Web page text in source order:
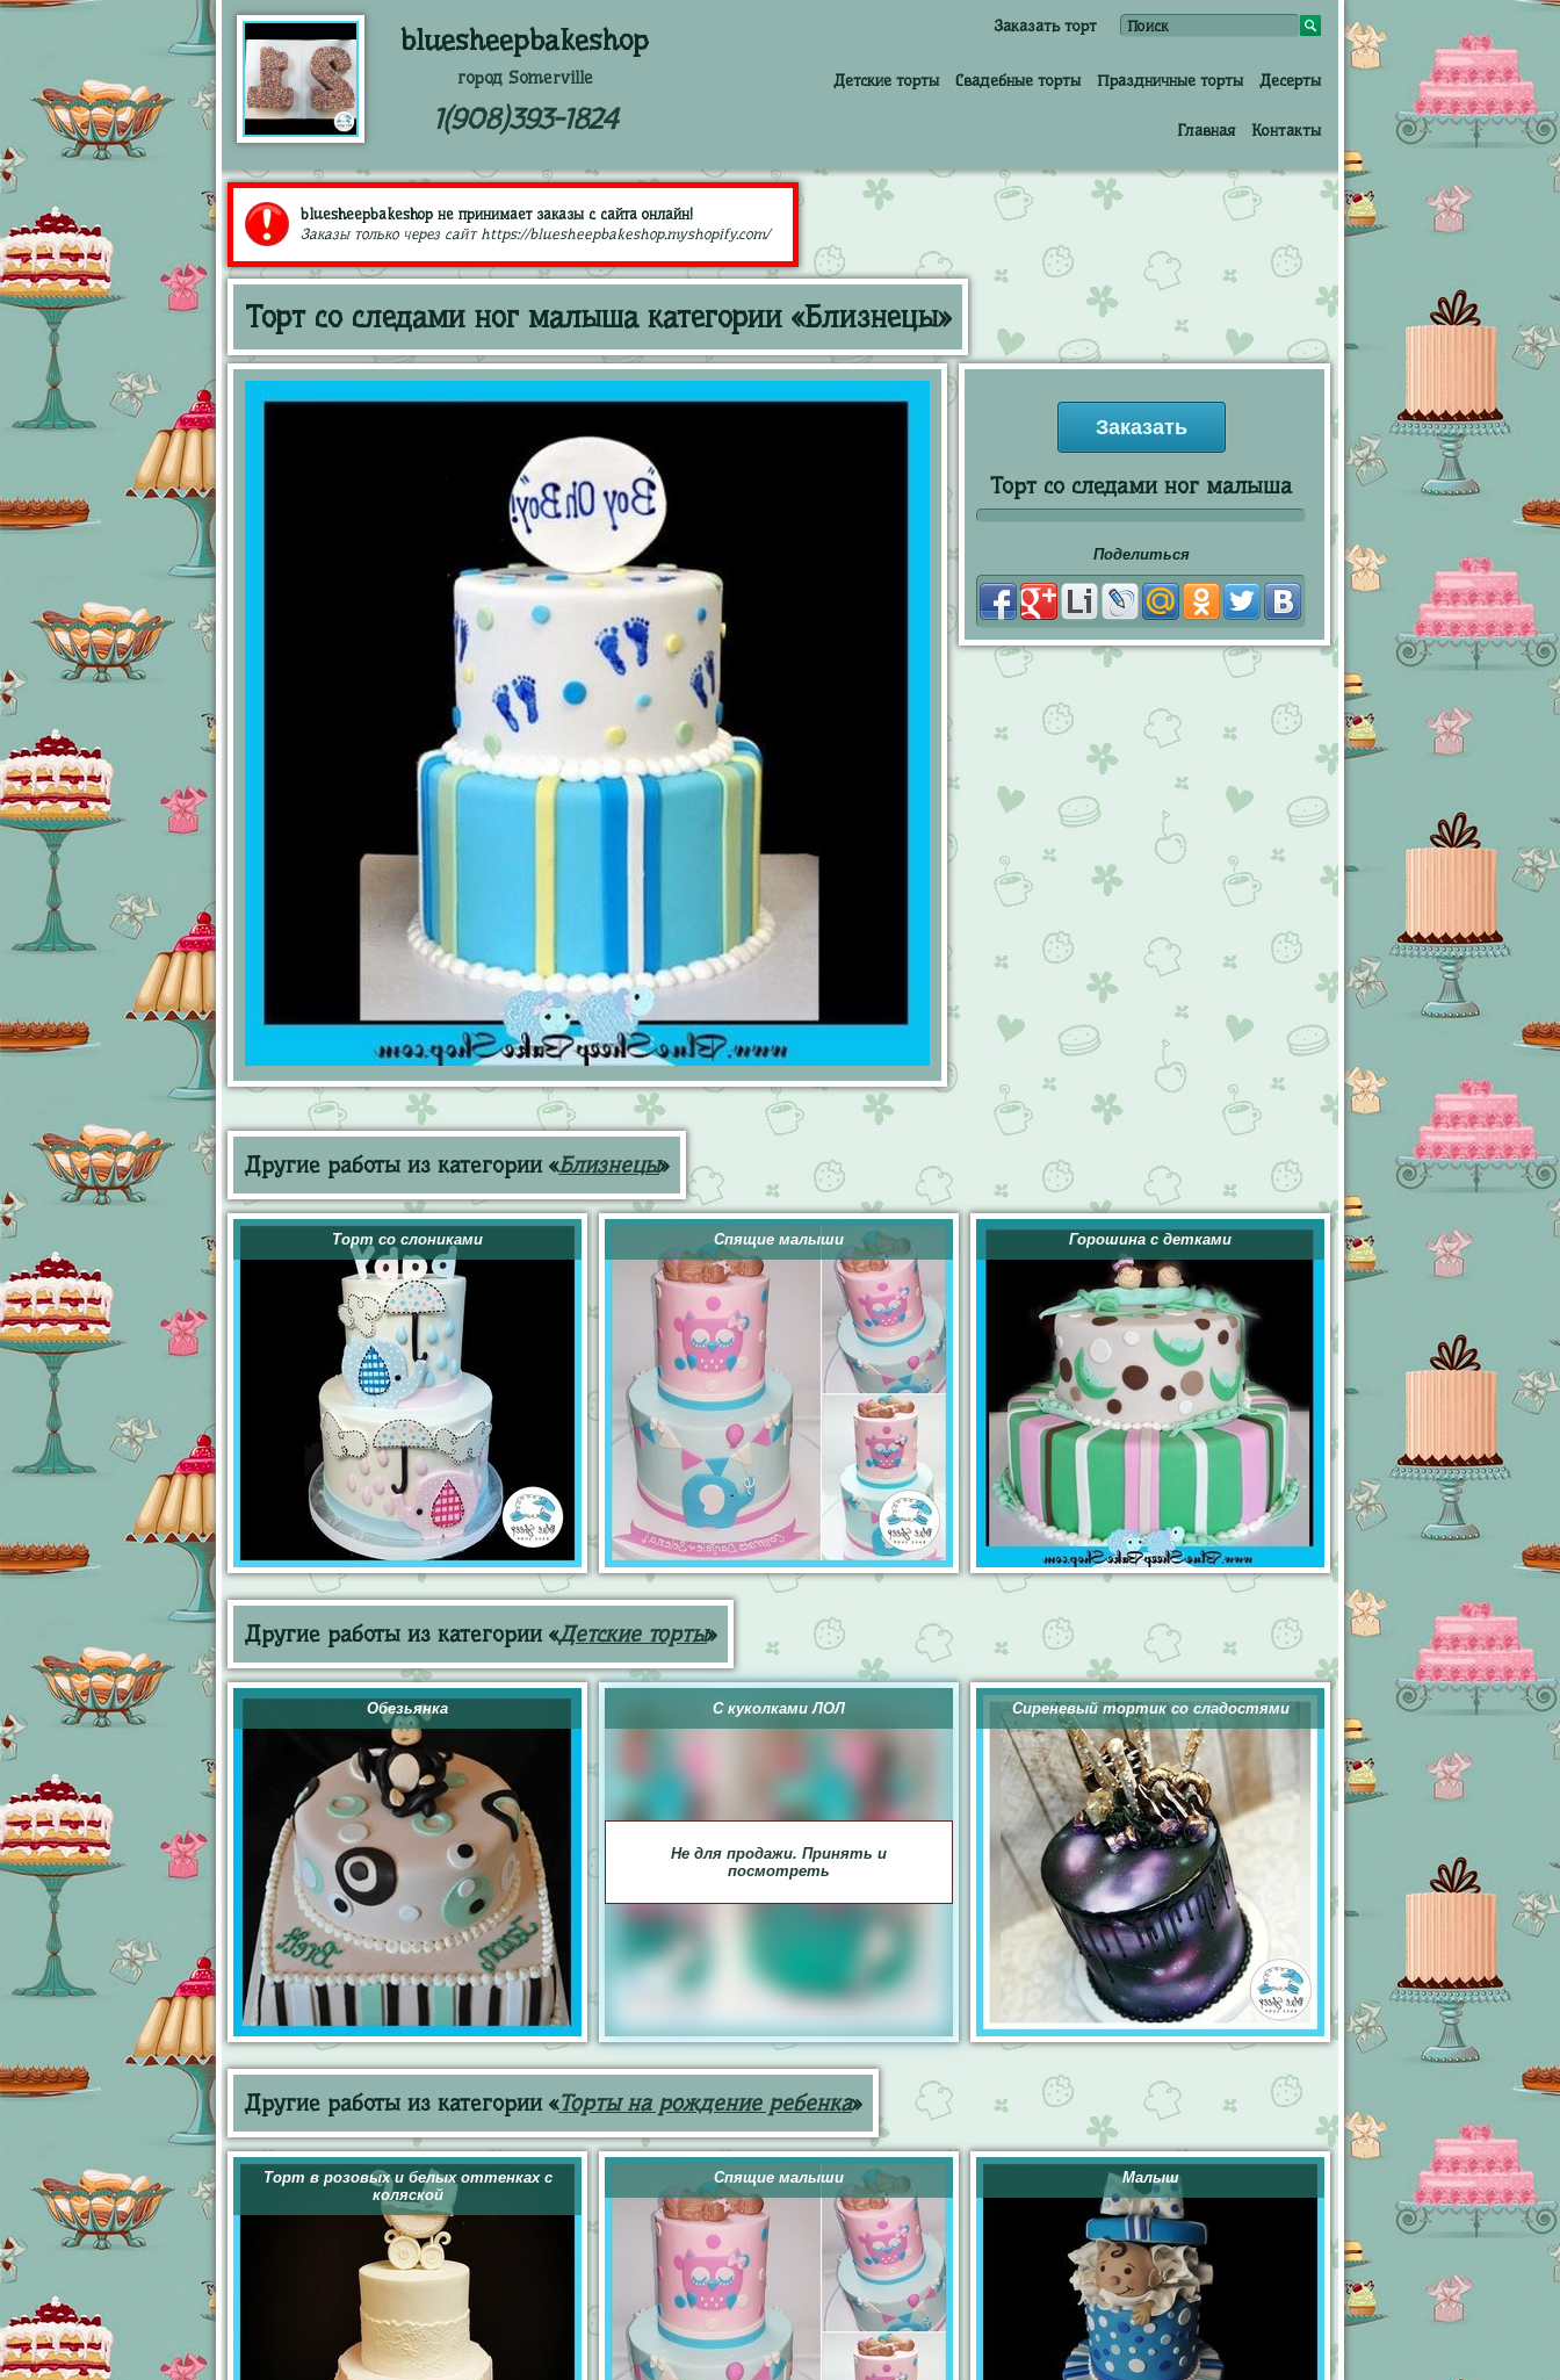
bluesheepbakeshop
город Somerville
1(908)393-1824
Заказать торт
Детские торты Свадебные торты Праздничные торты Десерты
Главная Контакты
bluesheepbakeshop не принимает заказы с сайта онлайн!
Заказы только через сайт https://bluesheepbakeshop.myshopify.com/
Торт со следами ног малыша категории «Близнецы»
Заказать
Торт со следами ног малыша
Поделиться
Другие работы из категории «Близнецы»
Торт со слониками Спящие малыши Горошина с детками
Другие работы из категории «Детские торты»
Обезьянка С куколками ЛОЛ
Не для продажи. Принять и
посмотреть
Сиреневый тортик со сладостями
Другие работы из категории «Торты на рождение ребенка»
Торт в розовых и белых оттенках с
коляской
Спящие малыши Малыш